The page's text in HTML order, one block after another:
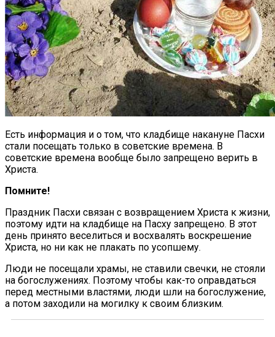
Есть информация и о том, что кладбище накануне Пасхи
стали посещать только в советские времена. В
советские времена вообще было запрещено верить в
Христа.
Помните!
Праздник Пасхи связан с возвращением Христа к жизни,
поэтому идти на кладбище на Пасху запрещено. В этот
день принято веселиться и восхвалять воскрешение
Христа, но ни как не плакать по усопшему.
Люди не посещали храмы, не ставили свечки, не стояли
на богослужениях. Поэтому чтобы как-то оправдаться
перед местными властями, люди шли на богослужение,
а потом заходили на могилку к своим близким.